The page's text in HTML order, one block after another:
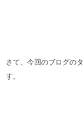
さて、今回のブログの
す。